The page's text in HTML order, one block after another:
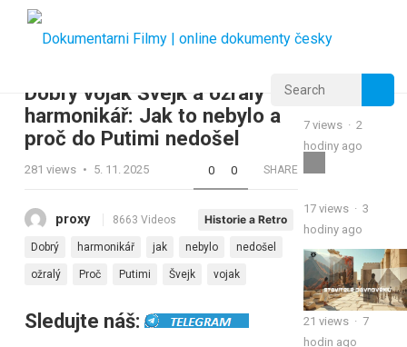
Dobrý voják Švejk a ožralý
harmonikář: Jak to nebylo a
proč do Putimi nedošel
281 views • 5. 11. 2025 0 0 SHARE
proxy 8663 Videos Historie a Retro
Dobrý harmonikář jak nebylo nedošel
ožralý Proč Putimi Švejk vojak
Sledujte náš:
7 views · 2
hodiny ago
17 views · 3
hodiny ago
21 views · 7
hodin ago